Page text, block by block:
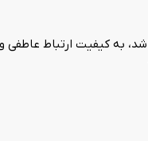
کیفیت ارتباط عاطفی